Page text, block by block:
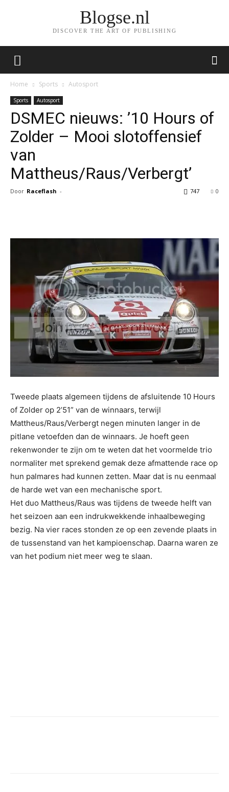
Blogse.nl
DISCOVER THE ART OF PUBLISHING
Home Sports Autosport
Sports Autosport
DSMEC nieuws: ’10 Hours of
Zolder – Mooi slotoffensief
van
Mattheus/Raus/Verbergt’
Door Raceflash - 0
747
Tweede plaats algemeen tijdens de afsluitende 10 Hours
of Zolder op 2’51” van de winnaars, terwijl
Mattheus/Raus/Verbergt negen minuten langer in de
pitlane vetoefden dan de winnaars. Je hoeft geen
rekenwonder te zijn om te weten dat het voormelde trio
normaliter met sprekend gemak deze afmattende race op
hun palmares had kunnen zetten. Maar dat is nu eenmaal
de harde wet van een mechanische sport.
Het duo Mattheus/Raus was tijdens de tweede helft van
het seizoen aan een indrukwekkende inhaalbeweging
bezig. Na vier races stonden ze op een zevende plaats in
de tussenstand van het kampioenschap. Daarna waren ze
van het podium niet meer weg te slaan.